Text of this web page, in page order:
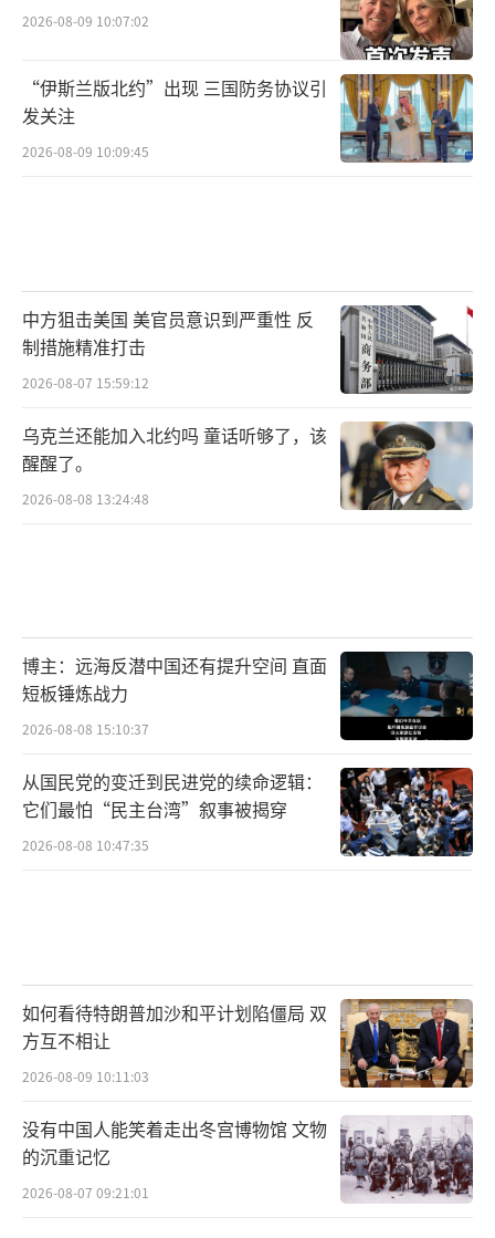
2026-08-09 10:07:02
“伊斯兰版北约”出现 三国防务协议引
发关注
2026-08-09 10:09:45
中方狙击美国 美官员意识到严重性 反
制措施精准打击
2026-08-07 15:59:12
乌克兰还能加入北约吗 童话听够了，该
醒醒了。
2026-08-08 13:24:48
博主：远海反潜中国还有提升空间 直面
短板锤炼战力
2026-08-08 15:10:37
从国民党的变迁到民进党的续命逻辑：
它们最怕“民主台湾”叙事被揭穿
2026-08-08 10:47:35
如何看待特朗普加沙和平计划陷僵局 双
方互不相让
2026-08-09 10:11:03
没有中国人能笑着走出冬宫博物馆 文物
的沉重记忆
2026-08-07 09:21:01